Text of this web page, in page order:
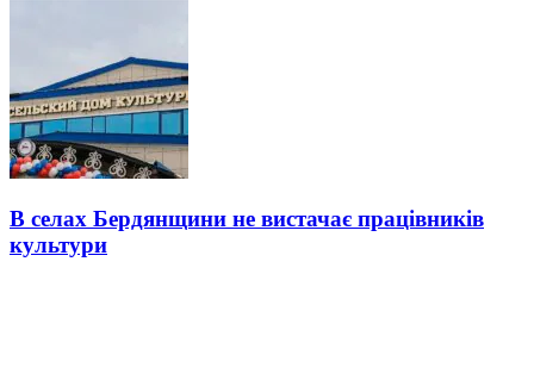
В селах Бердянщини не вистачає працівників
культури